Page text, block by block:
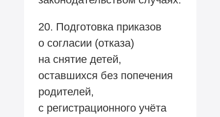
20. Подготовка приказов
о согласии (отказа)
на снятие детей,
оставшихся без попечения
родителей,
с регистрационного учёта